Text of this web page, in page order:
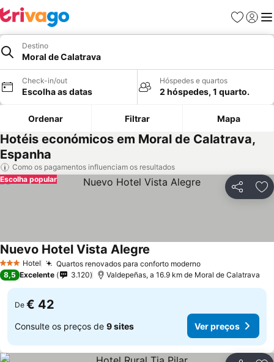
Favoritos
Iniciar
Destino
Moral de Calatrava
Check-in/out
Escolha as datas
Hóspedes e quartos
2 hóspedes, 1 quarto.
Ordenar Filtrar Mapa
Hotéis económicos em Moral de Calatrava,
Espanha
Como os pagamentos influenciam os resultados
Partilhar
Escolha popular
3 EstrelasHotel Quartos renovados para conforto moderno
Nuevo Hotel Vista Alegre
8,5 Excelente 3.120 Valdepeñas, a 16.9 km de Moral de Calatrava
De € 42
Consulte os preços de 9 sites Ver preços